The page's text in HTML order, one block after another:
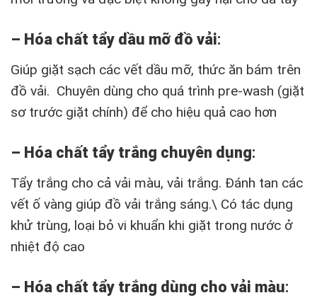
– Hóa chất tẩy dầu mỡ đồ vải:
Giúp giặt sạch các vết dầu mỡ, thức ăn bám trên
đồ vải. Chuyên dùng cho quá trình pre-wash (giặt
sơ trước giặt chính) để cho hiệu quả cao hơn
– Hóa chất tẩy trắng chuyên dụng:
Tẩy trắng cho cả vải màu, vải trắng. Đánh tan các
vết ố vàng giúp đồ vải trắng sáng.\ Có tác dụng
khử trùng, loại bỏ vi khuẩn khi giặt trong nước ở
nhiệt độ cao
– Hóa chất tẩy trắng dùng cho vải màu: